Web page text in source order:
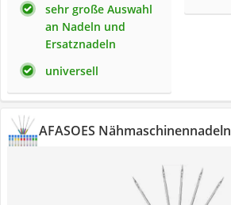
sehr große Auswahl
an Nadeln und
Ersatznadeln
universell
AFASOES Nähmaschinennadeln